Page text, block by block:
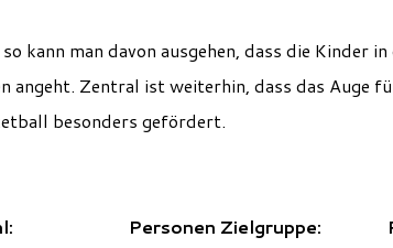
kann man davon ausgehen, dass die Kinder in
angeht. Zentral ist weiterhin, dass das Auge
besonders gefördert.
Personen Zielgruppe: